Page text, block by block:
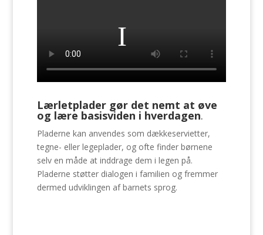
Lærletplader gør det nemt at øve
og lære basisviden i hverdagen.
Pladerne kan anvendes som dækkeservietter,
tegne- eller legeplader, og ofte finder børnene
selv en måde at inddrage dem i legen på.
Pladerne støtter dialogen i familien og fremmer
dermed udviklingen af barnets sprog.